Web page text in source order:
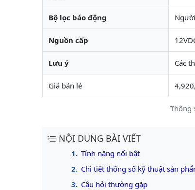
Thông
Bộ lọc báo động
Nguồn cấp
Lưu ý Các
Giá bán lẻ
NỘI DUNG BÀI VIẾT
Tính năng nổi bật
Chi tiết thống số kỹ thuật sản
Câu hỏi thường gặp